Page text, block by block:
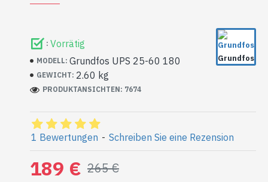
sie wurde noch nie eingebaut und wurde überhaupt
nicht benutzt.
: Vorrätig
MODELL: Grundfos UPS 25-60 180
GEWICHT: 2.60 kg
Grundfos
PRODUKTANSICHTEN: 7674
1 Bewertungen - Schreiben Sie eine Rezension
189 € 265 €